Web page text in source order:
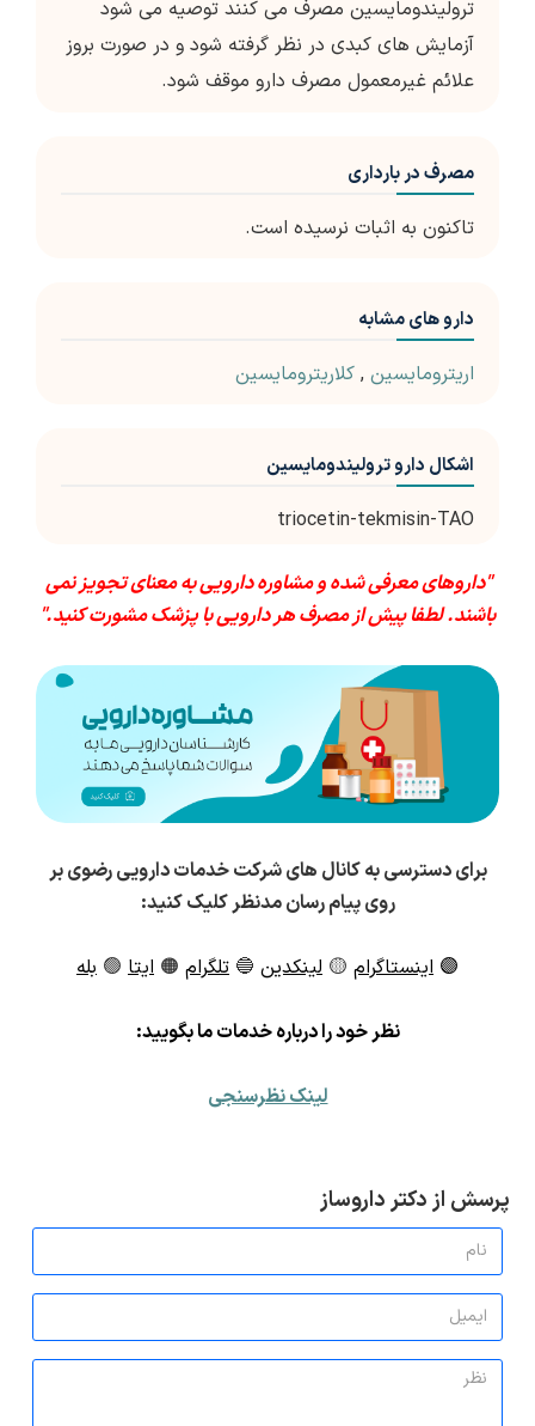
ترولیندومایسین مصرف می کنند توصیه می شود
آزمایش های کبدی در نظر گرفته شود و در صورت بروز
علائم غیرمعمول مصرف دارو موقف شود.
مصرف در بارداری
تاکنون به اثبات نرسیده است.
دارو های مشابه
اریترومایسین , کلاریترومایسین
اشکال دارو ترولیندومایسین
triocetin-tekmisin-TAO
"داروهای معرفی شده و مشاوره دارویی به معنای تجویز نمی
باشند. لطفا پیش از مصرف هر دارویی با پزشک مشورت کنید."
برای دسترسی به کانال های شرکت خدمات دارویی رضوی بر
روی پیام رسان مدنظر کلیک کنید:
🟣 اینستاگرام 🟡 لینکدین 🔵 تلگرام 🟠 ایتا 🟢 بله
نظر خود را درباره خدمات ما بگویید:
لینک نظرسنجی
پرسش از دکتر داروساز